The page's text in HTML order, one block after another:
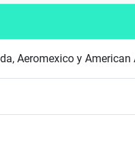
Aeromexico y American